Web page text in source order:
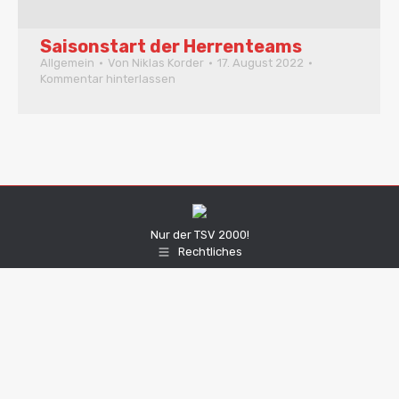
Saisonstart der Herrenteams
Allgemein Von Niklas Korder
17. August 2022
Kommentar hinterlassen
Nur der TSV 2000!
Rechtliches